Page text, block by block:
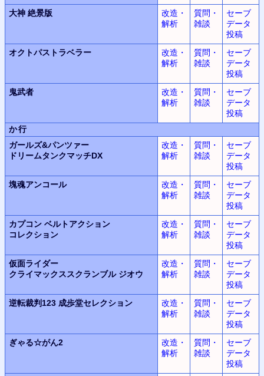
大神 絶景版
改造・
解析
質問・
雑談
セーブ
データ
投稿
オクトパストラベラー
改造・
解析
質問・
雑談
セーブ
データ
投稿
鬼武者
改造・
解析
質問・
雑談
セーブ
データ
投稿
か行
ガールズ&パンツァー
ドリームタンクマッチDX
改造・
解析
質問・
雑談
セーブ
データ
投稿
塊魂アンコール
改造・
解析
質問・
雑談
セーブ
データ
投稿
カプコン ベルトアクション
コレクション
改造・
解析
質問・
雑談
セーブ
データ
投稿
仮面ライダー
クライマックススクランブル ジオウ
改造・
解析
質問・
雑談
セーブ
データ
投稿
逆転裁判123 成歩堂セレクション
改造・
解析
質問・
雑談
セーブ
データ
投稿
ぎゃる☆がん2
改造・
解析
質問・
雑談
セーブ
データ
投稿